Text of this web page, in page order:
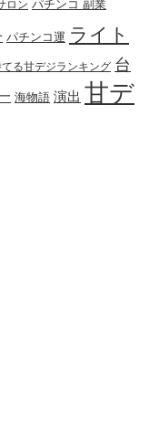
ロン パチンコ 副業
パチンコ運 ライト
てる甘デジランキング 台
海物語 演出 甘デ